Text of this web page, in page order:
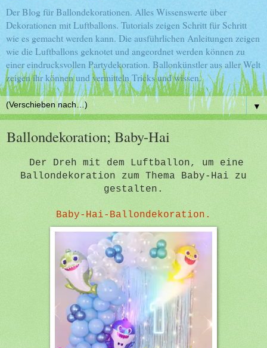
Der Blog für Ballondekorationen. Alles Wissenswerte über
Dekorationen mit Luftballons. Tutorials zeigen Schritt für Schritt
wie es gemacht werden kann. Die ausführlichen Anleitungen zeigen
wie die Luftballons geknotet und angeordnet werden können zu
einer eindrucksvollen Partydekoration. Ballonkünstler aus aller Welt
zeigen ihr können und vermitteln Tricks und wissen.
▼
Ballondekoration; Baby-Hai
Der Dreh mit dem Luftballon, um eine
Ballondekoration zum Thema Baby-Hai zu
gestalten.
Baby-Hai-Ballondekoration.